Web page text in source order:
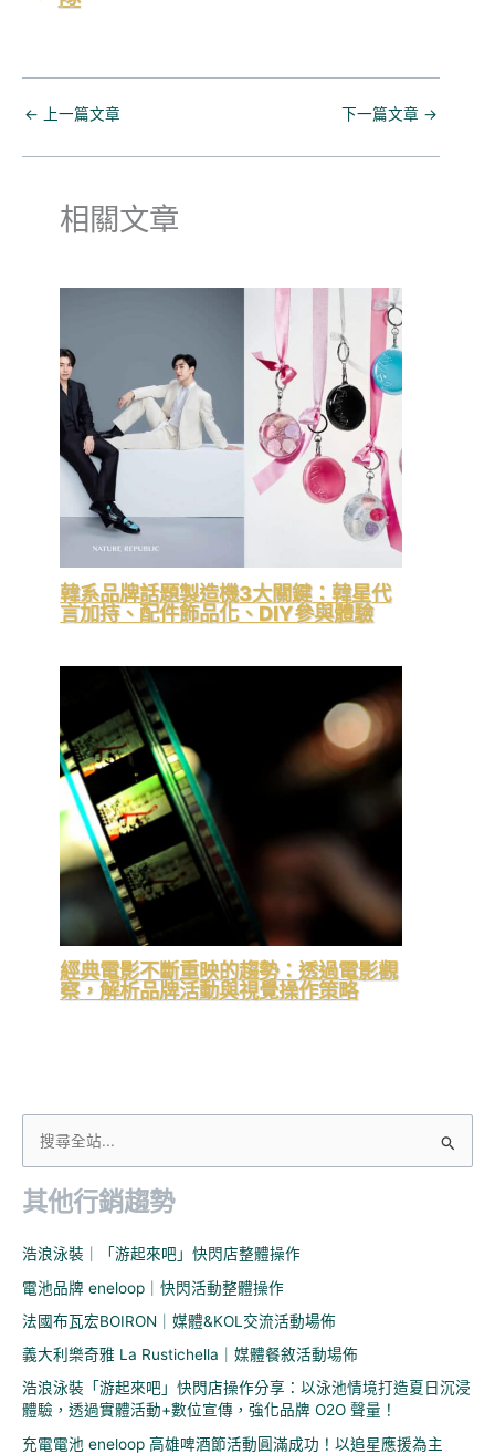
← 上一篇文章 下一篇文章 →
相關文章
韓系品牌話題製造機3大關鍵：韓星代
言加持、配件飾品化、DIY參與體驗
經典電影不斷重映的趨勢：透過電影觀
察，解析品牌活動與視覺操作策略
關
字
:
其他行銷趨勢
浩浪泳裝｜「游起來吧」快閃店整體操作
電池品牌 eneloop｜快閃活動整體操作
法國布瓦宏BOIRON｜媒體&KOL交流活動場佈
義大利樂奇雅 La Rustichella｜媒體餐敘活動場佈
浩浪泳裝「游起來吧」快閃店操作分享：以泳池情境打造夏日沉浸
體驗，透過實體活動+數位宣傳，強化品牌 O2O 聲量！
充電電池 eneloop 高雄啤酒節活動圓滿成功！以追星應援為主